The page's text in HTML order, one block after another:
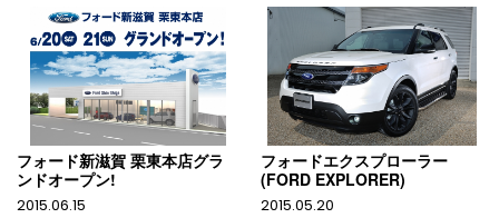
フォード新滋賀 栗東本店グラ
ンドオープン!
2015.06.15
フォードエクスプローラー
(FORD EXPLORER)
2015.05.20